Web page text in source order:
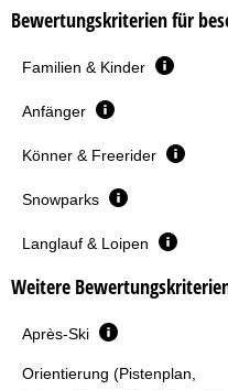
Bewertungskriterien für
Familien & Kinder
Anfänger
Könner & Freerider
Snowparks
Langlauf & Loipen
Weitere
Après-Ski
Orientierung (Pistenplan,